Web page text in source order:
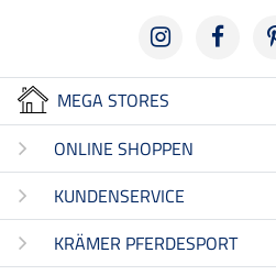
MEGA STORES
ONLINE SHOPPEN
KUNDENSERVICE
KRÄMER PFERDESPORT